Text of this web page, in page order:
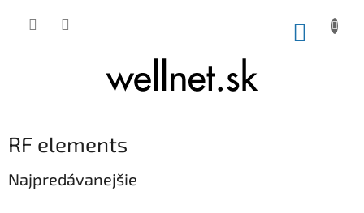
RF elements
Najpredávanejšie